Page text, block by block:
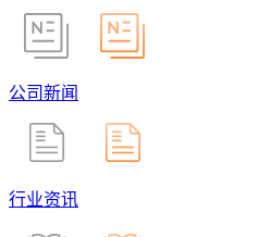
公司新闻
行业资讯